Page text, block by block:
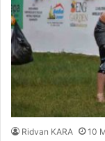
Ridvan KARA 10